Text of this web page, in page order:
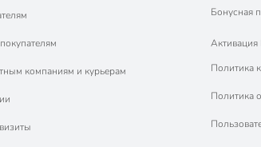
компаниям и курьерам
Бонусная
Политика
Политика